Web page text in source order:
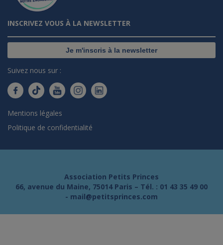
INSCRIVEZ VOUS À LA NEWSLETTER
Je m'inscris à la newsletter
Suivez nous sur :
Mentions légales
Politique de confidentialité
Association Petits Princes
66, avenue du Maine, 75014 Paris – Tél. : 01 43 35 49 00
- mail@petitsprinces.com